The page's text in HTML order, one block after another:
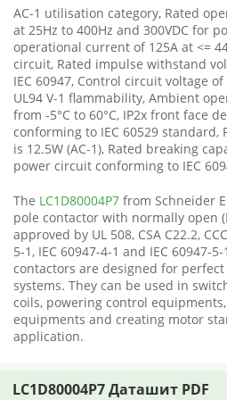
AC-1 utilisation category, Rated
at 25Hz to 400Hz and 300VDC for
operational current of 125A at <=
circuit, Rated impulse withstand
IEC 60947, Control circuit voltage of
UL94 V-1 flammability, Ambient
from -5°C to 60°C, IP2x front face
conforming to IEC 60529
is 12.5W (AC-1), Rated breaking
power circuit conforming to IEC
The LC1D80004P7 from Schneider
pole contactor with normally open
approved by UL 508, CSA C22.2,
5-1, IEC 60947-4-1 and IEC 60947-
contactors are designed for
systems. They can be used in
coils, powering control
equipments and creating motor
application.
LC1D80004P7 Даташит PDF